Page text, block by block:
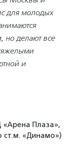
для молодых
но делают все
и
«Арена Плаза»,
ст.м. «Динамо»)